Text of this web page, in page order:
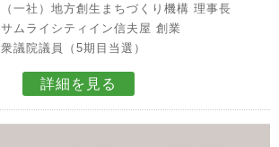
（一社）地方創生まちづくり機構 理事長
サムライシティイン信夫屋 創業
衆議院議員（5期目当選）
詳細を見る